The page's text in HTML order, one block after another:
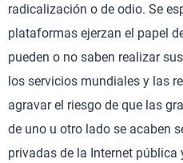
radicalización o de odio. Se
plataformas ejerzan el papel
pueden o no saben realizar
los servicios mundiales y las
agravar el riesgo de que las
de uno u otro lado se acaben
privadas de la Internet pública